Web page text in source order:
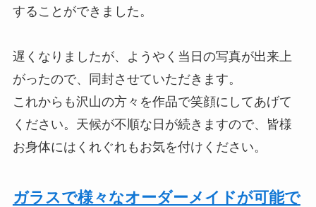
することができました。
遅くなりましたが、ようやく当日の写真が出来上
がったので、同封させていただきます。
これからも沢山の方々を作品で笑顔にしてあげて
ください。天候が不順な日が続きますので、皆様
お身体にはくれぐれもお気を付けください。
ガラスで様々なオーダーメイドが可能で